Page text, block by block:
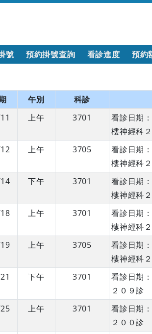
號 預約掛號查詢 看診進度 預約
午別 科診
上午 3701
看診日期
樓神經科
上午 3705
看診日期
樓神經科
下午 3701
看診日期
樓神經科
上午 3701
看診日期
樓神經科
上午 3705
看診日期
樓神經科
下午 3701
看診日期
２０９診
上午 3701
看診日期
２００診